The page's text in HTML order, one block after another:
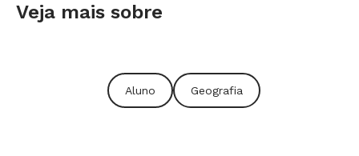
Veja mais sobre
Aluno Geografia